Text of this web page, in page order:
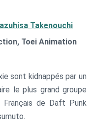
Takenouchi
Toei Animation
sont kidnappés par un
le plus grand groupe
Français de Daft Punk